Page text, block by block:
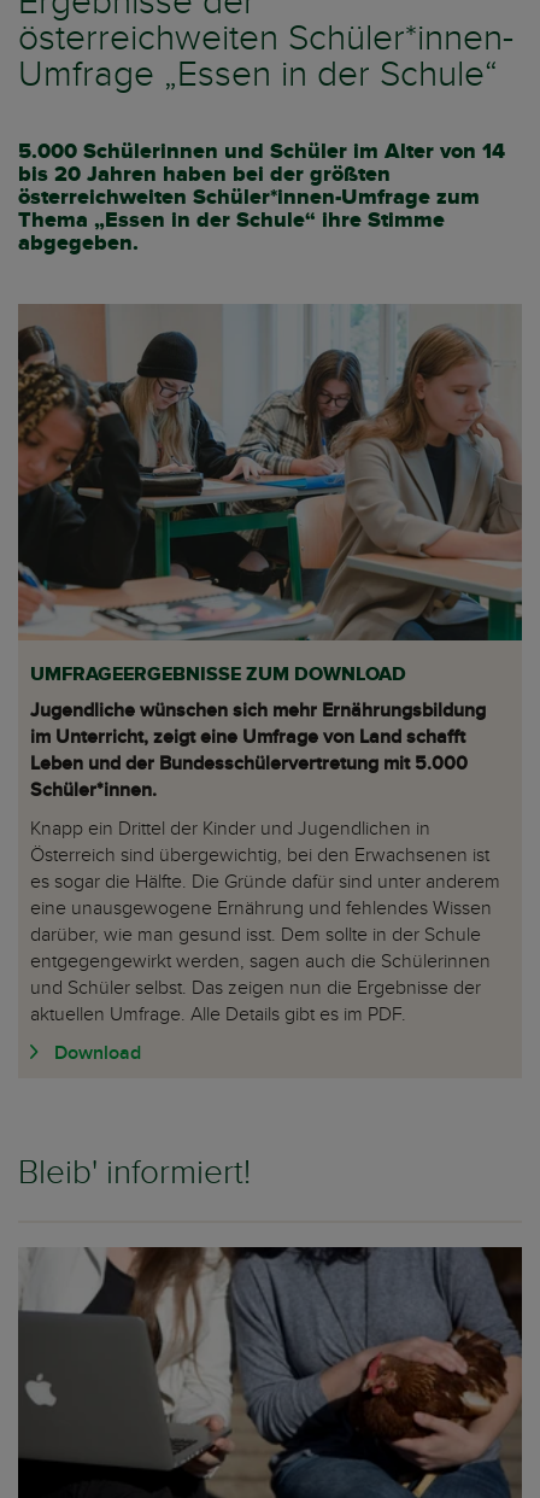
österreichweiten Schüler*innen-
Umfrage „Essen in der Schule“
5.000 Schülerinnen und Schüler im Alter von 14
bis 20 Jahren haben bei der größten
österreichweiten Schüler*innen-Umfrage zum
Thema „Essen in der Schule“ ihre Stimme
abgegeben.
UMFRAGEERGEBNISSE ZUM DOWNLOAD
Jugendliche wünschen sich mehr Ernährungsbildung
im Unterricht, zeigt eine Umfrage von Land schafft
Leben und der Bundesschülervertretung mit 5.000
Schüler*innen.
Knapp ein Drittel der Kinder und Jugendlichen in
Österreich sind übergewichtig, bei den Erwachsenen ist
es sogar die Hälfte. Die Gründe dafür sind unter anderem
eine unausgewogene Ernährung und fehlendes Wissen
darüber, wie man gesund isst. Dem sollte in der Schule
entgegengewirkt werden, sagen auch die Schülerinnen
und Schüler selbst. Das zeigen nun die Ergebnisse der
aktuellen Umfrage. Alle Details gibt es im PDF.
Download
Bleib' informiert!